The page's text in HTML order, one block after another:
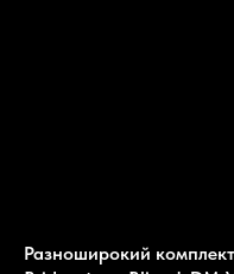
Разноширокий